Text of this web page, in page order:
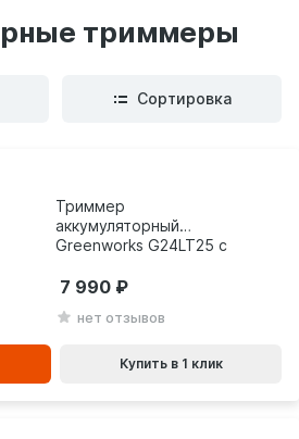
триммеры
Сортировка
Триммер
аккумуляторный
Greenworks G24LT25 с
нет отзывов
7 990
Купить в 1 клик